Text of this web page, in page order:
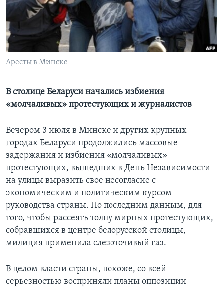
Learning English
СОЦИАЛЬНЫЕ СЕТИ
Языки
Аресты в Минске
В столице Беларуси начались избиения
«молчаливых» протестующих и журналистов
Вечером 3 июля в Минске и других крупных
городах Беларуси продолжились массовые
задержания и избиения «молчаливых»
протестующих, вышедших в День Независимости
на улицы выразить свое несогласие с
экономическим и политическим курсом
руководства страны. По последним данным, для
того, чтобы рассеять толпу мирных протестующих,
собравшихся в центре белорусской столицы,
милиция применила слезоточивый газ.
В целом власти страны, похоже, со всей
серьезностью восприняли планы оппозиции